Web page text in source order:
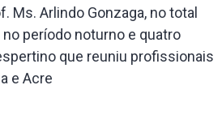
Ms. Arlindo Gonzaga, no total
período noturno e quatro
que reuniu profissionais
e Acre